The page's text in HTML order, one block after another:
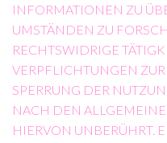
FORMATIONEN ZU
STÄNDEN ZU
CHTSWIDRIGE
RPFLICHTUNGEN ZUR
ERRUNG DER NUTZUNG
CH DEN ALLGEMEINEN
ERVON UNBERÜHRT.